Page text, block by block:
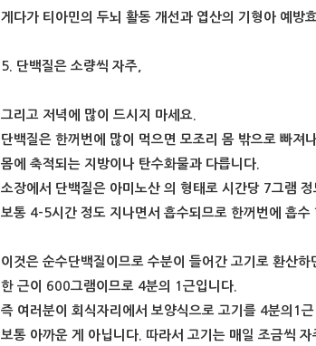
게다가 티아민의 두뇌 활동 개선과 엽산의 기형아 예방
5. 단백질은 소량씩 자주,
그리고 저녁에 많이 드시지 마세요.
단백질은 한꺼번에 많이 먹으면 모조리 몸 밖으로 빠져
몸에 축적되는 지방이나 탄수화물과 다릅니다.
소장에서 단백질은 아미노산 의 형태로 시간당 7그램 정
보통 4-5시간 정도 지나면서 흡수되므로 한꺼번에 흡수
이것은 순수단백질이므로 수분이 들어간 고기로 환산
한 근이 600그램이므로 4분의 1근입니다.
즉 여러분이 회식자리에서 보양식으로 고기를 4분의1
보통 아까운 게 아닙니다. 따라서 고기는 매일 조금씩 자